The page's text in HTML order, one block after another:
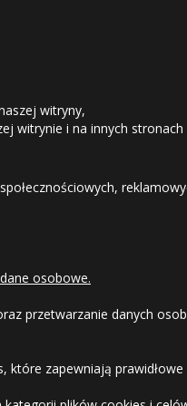
witryny,
witrynie i na innych
osobowe.
przetwarzanie danych
zapewniają prawidłowe